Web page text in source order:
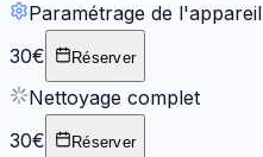
Paramétrage de l'appareil
30€
Réserver
Nettoyage complet
30€
Réserver